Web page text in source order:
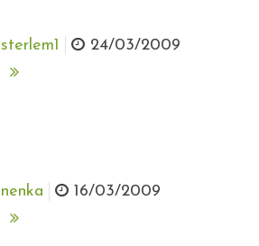
sterlem1 24/03/2009
nenka 16/03/2009